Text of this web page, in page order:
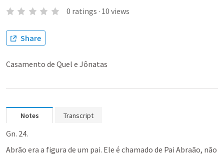
0 ratings · 10 views
Share
Casamento de Quel e Jônatas
Notes Transcript
Gn. 24.
Abrão era a figura de um pai. Ele é chamado de Pai Abraão, não